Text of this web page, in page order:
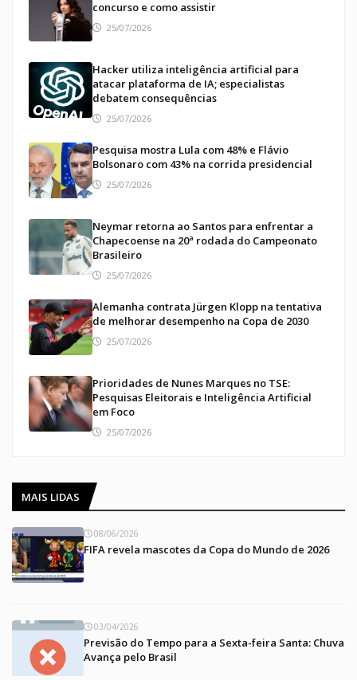
concurso e como assistir
25/07/2026
Hacker utiliza inteligência artificial para
atacar plataforma de IA; especialistas
debatem consequências
25/07/2026
Pesquisa mostra Lula com 48% e Flávio
Bolsonaro com 43% na corrida presidencial
25/07/2026
Neymar retorna ao Santos para enfrentar a
Chapecoense na 20ª rodada do Campeonato
Brasileiro
25/07/2026
Alemanha contrata Jürgen Klopp na tentativa
de melhorar desempenho na Copa de 2030
25/07/2026
Prioridades de Nunes Marques no TSE:
Pesquisas Eleitorais e Inteligência Artificial
em Foco
25/07/2026
MAIS LIDAS
08/06/2026
FIFA revela mascotes da Copa do Mundo de 2026
03/04/2026
Previsão do Tempo para a Sexta-feira Santa: Chuva
Avança pelo Brasil